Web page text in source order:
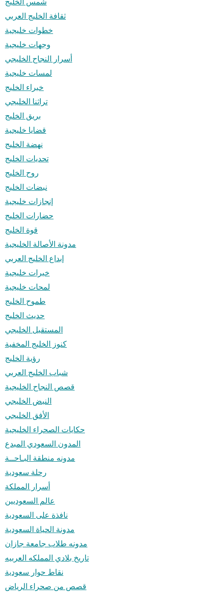
ثقافة الخليج العربي
خطوات خليجية
وجهات خليجية
أسرار النجاح الخليجي
لمسات خليجية
خبراء الخليج
تراثنا الخليجي
بريق الخليج
قضايا خليجية
نهضة الخليج
تحديات الخليج
روح الخليج
نبضات الخليج
إنجازات خليجية
حضارات الخليج
قوة الخليج
مدونة الأصالة الخليجية
إبداع الخليج العربي
خبرات خليجية
لمحات خليجية
طموح الخليج
حديث الخليج
المستقبل الخليجي
كنوز الخليج المخفية
رؤية الخليج
شباب الخليج العربي
قصص النجاح الخليجية
النبض الخليجي
الأفق الخليجي
حكايات الصحراء الخليجية
المدون السعودي المبدع
مدونه منطقة البـاحــة
رحلة سعودية
أسرار المملكة
عالم السعوديين
نافذة على السعودية
مدونة الحياة السعودية
مدونه طلاب جامعة جازان
تاريخ بلادي المملكه العربيه
نقاط حوار سعودية
قصص من صحراء الرياض